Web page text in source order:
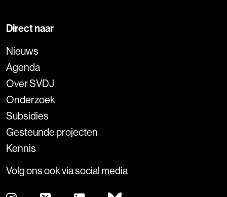
Direct naar
Nieuws
Agenda
Over SVDJ
Onderzoek
Subsidies
Gesteunde projecten
Kennis
Volg ons ook via social media